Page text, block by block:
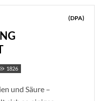
(DPA)
1826
und Säure –